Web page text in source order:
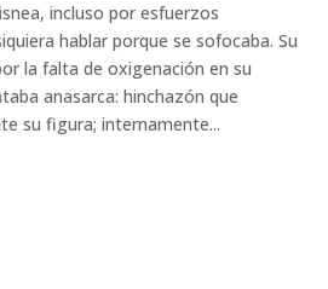
incluso por esfuerzos
hablar porque se sofocaba. Su
la falta de oxigenación en su
anasarca: hinchazón que
su figura; internamente...